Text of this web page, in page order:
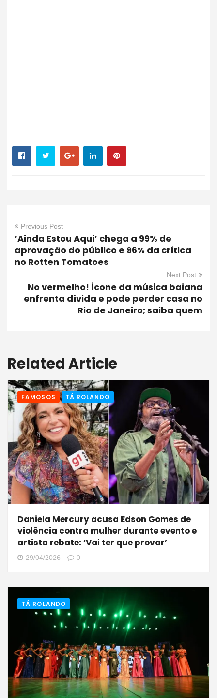
Previous Post
‘Ainda Estou Aqui’ chega a 99% de
aprovação do público e 96% da crítica
no Rotten Tomatoes
Next Post
No vermelho! Ícone da música baiana
enfrenta dívida e pode perder casa no
Rio de Janeiro; saiba quem
Related Article
FAMOSOS TÁ ROLANDO
Daniela Mercury acusa Edson Gomes de
violência contra mulher durante evento e
artista rebate: ‘Vai ter que provar’
29/04/2026 0
TÁ ROLANDO